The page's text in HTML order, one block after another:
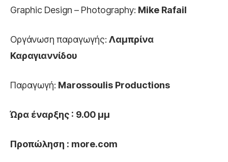
Graphic Design – Photography: Mike Rafail
Οργάνωση παραγωγής: Λαμπρίνα
Καραγιαννίδου
Παραγωγή: Marossoulis Productions
Ώρα έναρξης : 9.00 μμ
Προπώληση : more.com